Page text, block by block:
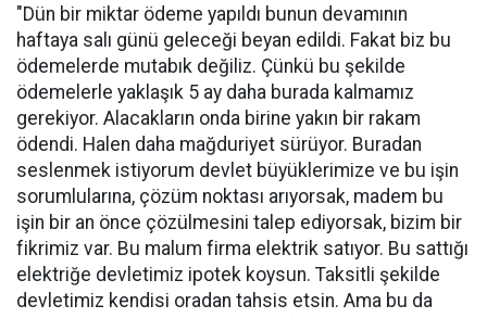
"Dün bir miktar ödeme yapıldı bunun devamının
haftaya salı günü geleceği beyan edildi. Fakat biz bu
ödemelerde mutabık değiliz. Çünkü bu şekilde
ödemelerle yaklaşık 5 ay daha burada kalmamız
gerekiyor. Alacakların onda birine yakın bir rakam
ödendi. Halen daha mağduriyet sürüyor. Buradan
seslenmek istiyorum devlet büyüklerimize ve bu işin
sorumlularına, çözüm noktası arıyorsak, madem bu
işin bir an önce çözülmesini talep ediyorsak, bizim bir
fikrimiz var. Bu malum firma elektrik satıyor. Bu sattığı
elektriğe devletimiz ipotek koysun. Taksitli şekilde
devletimiz kendisi oradan tahsis etsin. Ama bu da